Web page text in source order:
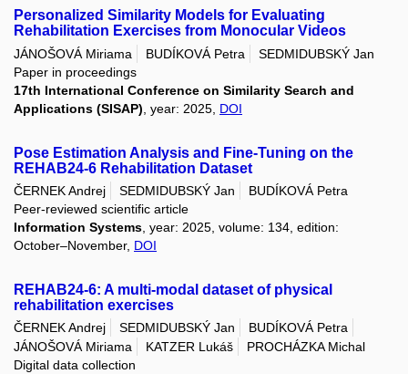
Personalized Similarity Models for Evaluating
Rehabilitation Exercises from Monocular Videos
JÁNOŠOVÁ Miriama BUDÍKOVÁ Petra
SEDMIDUBSKÝ Jan
Paper in proceedings
17th International Conference on Similarity Search and
Applications (SISAP) , year: 2025, DOI
Pose Estimation Analysis and Fine-Tuning on the
REHAB24-6 Rehabilitation Dataset
ČERNEK Andrej SEDMIDUBSKÝ Jan
BUDÍKOVÁ Petra
Peer-reviewed scientific article
Information Systems , year: 2025, volume: 134, edition:
October–November, DOI
REHAB24-6: A multi-modal dataset of physical
rehabilitation exercises
ČERNEK Andrej SEDMIDUBSKÝ Jan
BUDÍKOVÁ Petra
JÁNOŠOVÁ Miriama
KATZER Lukáš
PROCHÁZKA Michal
Digital data collection